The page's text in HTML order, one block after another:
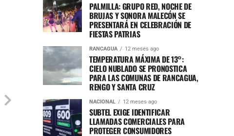
PALMILLA: GRUPO RED, NOCHE DE
BRUJAS Y SONORA MALECÓN SE
PRESENTARÁ EN CELEBRACIÓN DE
FIESTAS PATRIAS
RANCAGUA 12 meses ago
TEMPERATURA MÁXIMA DE 13°:
CIELO NUBLADO SE PRONOSTICA
PARA LAS COMUNAS DE RANCAGUA,
RENGO Y SANTA CRUZ
NACIONAL 12 meses ago
SUBTEL EXIGE IDENTIFICAR
LLAMADAS COMERCIALES PARA
PROTEGER CONSUMIDORES